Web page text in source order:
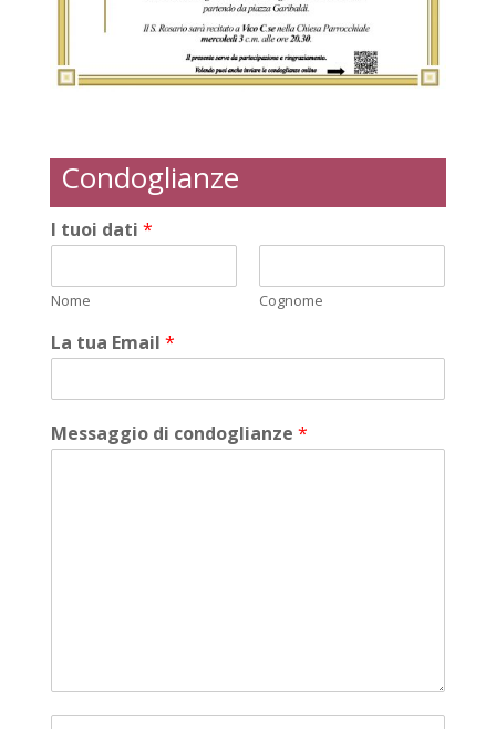
Condoglianze
I tuoi dati *
Nome Cognome
La tua Email *
Messaggio di condoglianze *